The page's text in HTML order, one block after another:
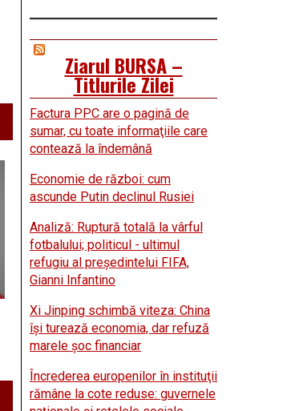
Ziarul BURSA –
Titlurile Zilei
Factura PPC are o pagină de
sumar, cu toate informaţiile care
contează la îndemână
Economie de război: cum
ascunde Putin declinul Rusiei
Analiză: Ruptură totală la vârful
fotbalului; politicul - ultimul
refugiu al preşedintelui FIFA,
Gianni Infantino
Xi Jinping schimbă viteza: China
îşi turează economia, dar refuză
marele şoc financiar
Încrederea europenilor în instituţii
rămâne la cote reduse: guvernele